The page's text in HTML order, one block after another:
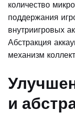
количество
поддержания
внутриигровых
Абстракция
механизм
и